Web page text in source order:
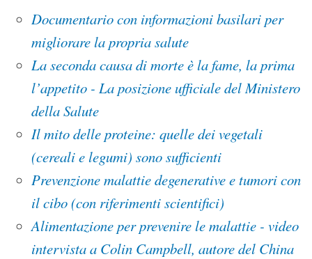
Documentario con informazioni basilari per
migliorare la propria salute
La seconda causa di morte è la fame, la prima
l’appetito - La posizione ufficiale del Ministero
della Salute
Il mito delle proteine: quelle dei vegetali
(cereali e legumi) sono sufficienti
Prevenzione malattie degenerative e tumori con
il cibo (con riferimenti scientifici)
Alimentazione per prevenire le malattie - video
intervista a Colin Campbell, autore del China